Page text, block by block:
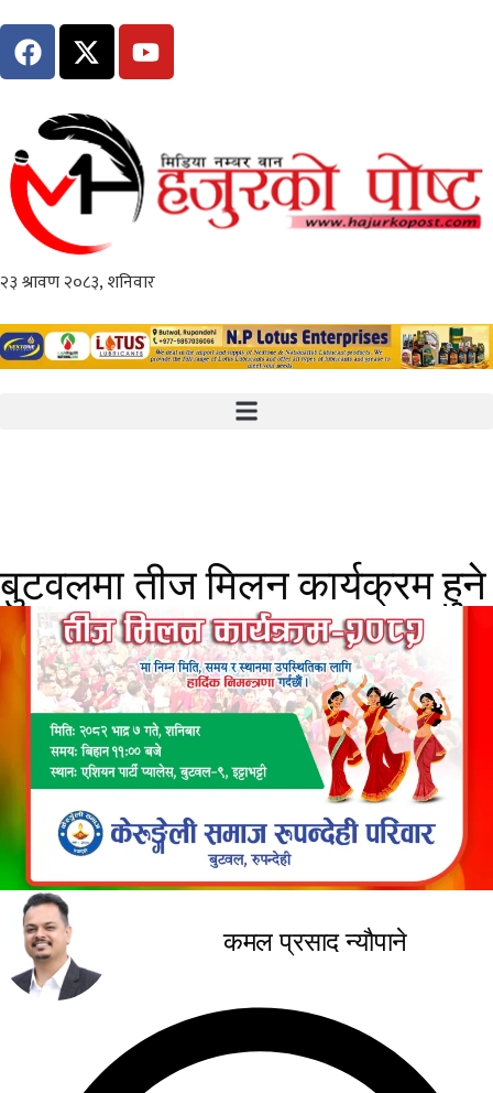
बुटवलमा तीज मिलन कार्यक्रम हुने
कमल प्रसाद न्यौपाने